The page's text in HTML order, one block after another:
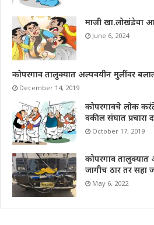
माजी खा.लोखंडेचा
June 6, 2024
कोपरगाव तालुक्यात अल्पवयीन मुलींवर
December 14, 2019
कोपरगावचे लोक
वकील संघात प्रचारा
October 17, 2019
कोपरगाव
जागीच ठार तर सहा
May 6, 2022